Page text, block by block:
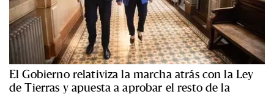
El Gobierno relativiza la marcha atrás con la Ley
de Tierras y apuesta a aprobar el resto de la